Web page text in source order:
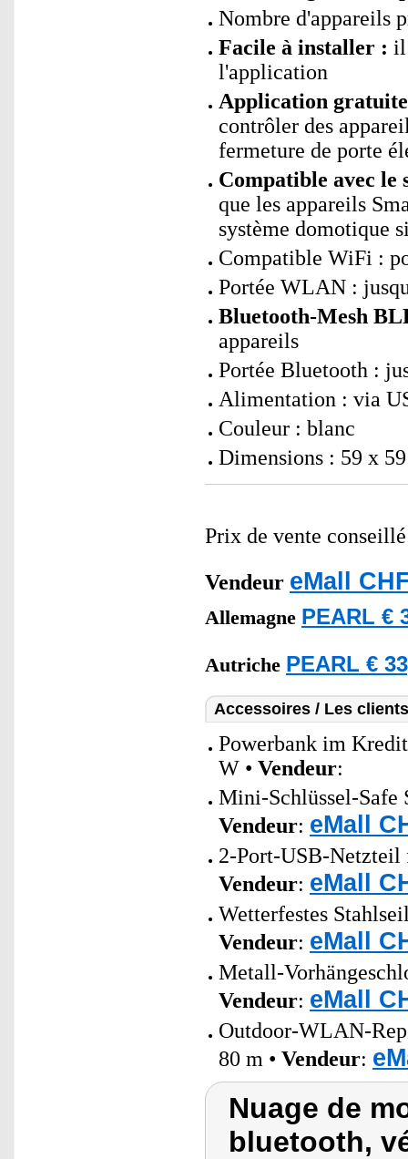
Nombre d'appareils
Facile à installer : il
l'application
Application
contrôler des
fermeture de porte
Compatible avec le
que les appareils
système domotique
Compatible WiFi :
Portée WLAN :
Bluetooth-Mesh
appareils
Portée Bluetooth :
Alimentation : via
Couleur : blanc
Dimensions : 59 x
Prix de vente
Vendeur eMall
Allemagne PEARL €
Autriche PEARL €
Accessoires / Les
Powerbank im
W • Vendeur:
Mini-Schlüssel-Safe
Vendeur: eMall
2-Port-USB-Netzteil
Vendeur: eMall
Wetterfestes
Vendeur: eMall
Metall-
Vendeur: eMall
Outdoor-WLAN-
80 m • Vendeur:
Nuage de
bluetooth,